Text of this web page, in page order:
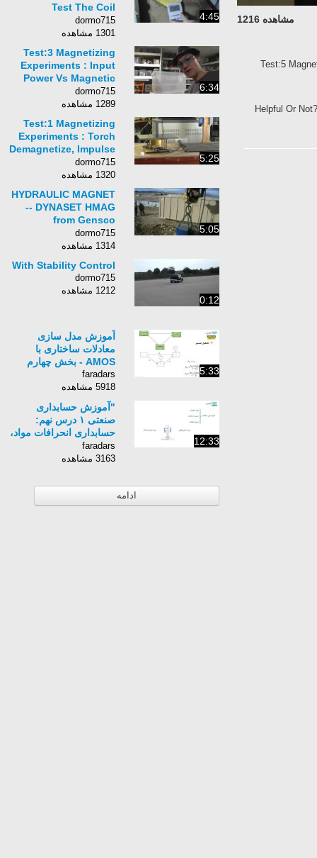
مشاهده 1216
Test:5
Helpful Or
4:45
Test The Coil
Parameters
dormo715
1301 مشاهده
6:34
Test:3 Magnetizing
Experiments : Input
Power Vs Magnetic
Strength (Air Core)
dormo715
1289 مشاهده
5:25
Test:1 Magnetizing
Experiments : Torch
Demagnetize, Impulse
Generator Re-
Magnetize
dormo715
1320 مشاهده
5:05
HYDRAULIC MAGNET
-- DYNASET HMAG
from Gensco
Equipment
dormo715
1314 مشاهده
0:12
With Stability Control
dormo715
1212 مشاهده
5:33
آموزش مدل سازی
معادلات ساختاری با
AMOS - بخش چهارم
faradars
5918 مشاهده
12:33
"آموزش حسابداری
صنعتی ۱ درس نهم:
حسابداری انحرافات مواد،
دستمزد و سربار"
faradars
3163 مشاهده
ادامه